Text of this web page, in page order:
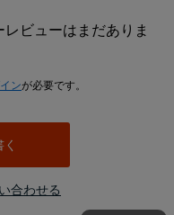
合わせる
ビューはまだありま
ンが必要です。